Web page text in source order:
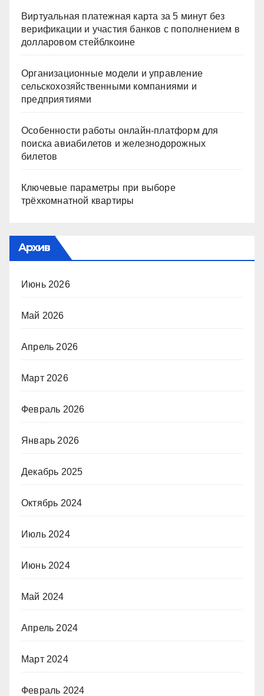
Виртуальная платежная карта за 5 минут без
верификации и участия банков с пополнением в
долларовом стейблкоине
Организационные модели и управление
сельскохозяйственными компаниями и
предприятиями
Особенности работы онлайн-платформ для
поиска авиабилетов и железнодорожных
билетов
Ключевые параметры при выборе
трёхкомнатной квартиры
Архив
Июнь 2026
Май 2026
Апрель 2026
Март 2026
Февраль 2026
Январь 2026
Декабрь 2025
Октябрь 2024
Июль 2024
Июнь 2024
Май 2024
Апрель 2024
Март 2024
Февраль 2024